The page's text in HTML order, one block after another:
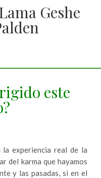
Geshe
este
experiencia real de la
del karma que hayamos
y las pasadas, si en el